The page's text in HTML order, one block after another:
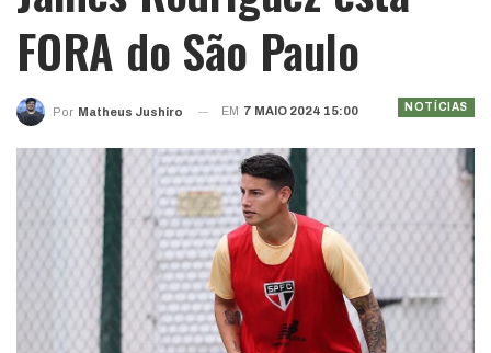
FORA do São Paulo
NOTÍCIAS
Por Matheus Jushiro EM 7 MAIO 2024 15:00